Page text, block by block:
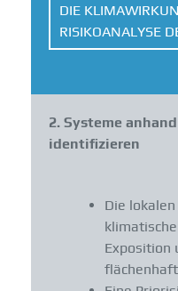
DIE
RISIKOANALYSE
2. Systeme
identifizieren
Die
Exposition